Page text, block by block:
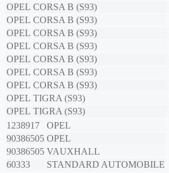
OPEL CORSA B (S93)
OPEL CORSA B (S93)
OPEL CORSA B (S93)
OPEL CORSA B (S93)
OPEL CORSA B (S93)
OPEL CORSA B (S93)
OPEL CORSA B (S93)
OPEL TIGRA (S93)
OPEL TIGRA (S93)
1238917
OPEL
90386505 OPEL
90386505 VAUXHALL
60333
STANDARD AUTOMOBILE